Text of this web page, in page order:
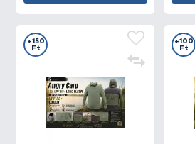
+150
Ft
+100
Ft